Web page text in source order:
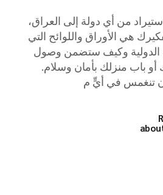
من أي دولة إلى العراق،
هي الأوراق واللوائح التي
الدولية وكيف ستضمن وصول
باب منزلك بأمان وسلام.
تنغمس في أيٍّ م